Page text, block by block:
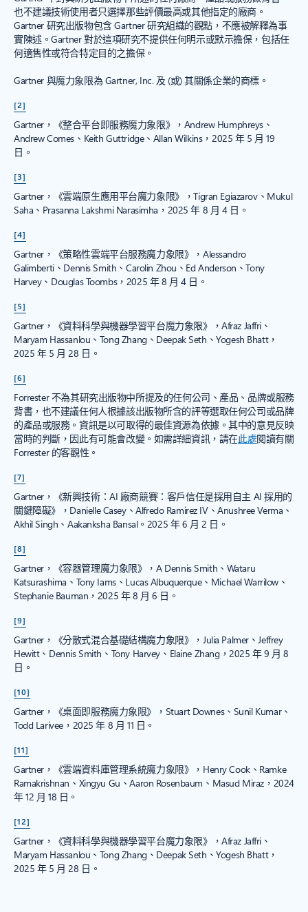
也不建議技術使用者只選擇那些評價最高或其他指定的廠商。
Gartner 研究出版物包含 Gartner 研究組織的觀點，不應被解釋為事
實陳述。Gartner 對於這項研究不提供任何明示或默示擔保，包括任
何適售性或符合特定目的之擔保。
Gartner 與魔力象限為 Gartner, Inc. 及 (或) 其關係企業的商標。
[2]
Gartner，《整合平台即服務魔力象限》，Andrew Humphreys、
Andrew Comes、Keith Guttridge、Allan Wilkins，2025 年 5 月 19
日。
[3]
Gartner，《雲端原生應用平台魔力象限》，Tigran Egiazarov、Mukul
Saha、Prasanna Lakshmi Narasimha，2025 年 8 月 4 日。
[4]
Gartner，《策略性雲端平台服務魔力象限》，Alessandro
Galimberti、Dennis Smith、Carolin Zhou、Ed Anderson、Tony
Harvey、Douglas Toombs，2025 年 8 月 4 日。
[5]
Gartner，《資料科學與機器學習平台魔力象限》，Afraz Jaffri、
Maryam Hassanlou、Tong Zhang、Deepak Seth、Yogesh Bhatt，
2025 年 5 月 28 日。
[6]
Forrester 不為其研究出版物中所提及的任何公司、產品、品牌或服務
背書，也不建議任何人根據該出版物所含的評等選取任何公司或品牌
的產品或服務。資訊是以可取得的最佳資源為依據。其中的意見反映
當時的判斷，因此有可能會改變。如需詳細資訊，請在此處閱讀有關
Forrester 的客觀性。
[7]
Gartner，《新興技術：AI 廠商競賽：客戶信任是採用自主 AI 採用的
關鍵障礙》，Danielle Casey、Alfredo Ramirez IV、Anushree Verma、
Akhil Singh、Aakanksha Bansal。2025 年 6 月 2 日。
[8]
Gartner，《容器管理魔力象限》，A Dennis Smith、Wataru
Katsurashima、Tony Iams、Lucas Albuquerque、Michael Warrilow、
Stephanie Bauman，2025 年 8 月 6 日。
[9]
Gartner，《分散式混合基礎結構魔力象限》，Julia Palmer、Jeffrey
Hewitt、Dennis Smith、Tony Harvey、Elaine Zhang，2025 年 9 月 8
日。
[10]
Gartner，《桌面即服務魔力象限》，Stuart Downes、Sunil Kumar、
Todd Larivee，2025 年 8 月 11 日。
[11]
Gartner，《雲端資料庫管理系統魔力象限》，Henry Cook、Ramke
Ramakrishnan、Xingyu Gu、Aaron Rosenbaum、Masud Miraz，2024
年 12 月 18 日。
[12]
Gartner，《資料科學與機器學習平台魔力象限》，Afraz Jaffri、
Maryam Hassanlou、Tong Zhang、Deepak Seth、Yogesh Bhatt，
2025 年 5 月 28 日。